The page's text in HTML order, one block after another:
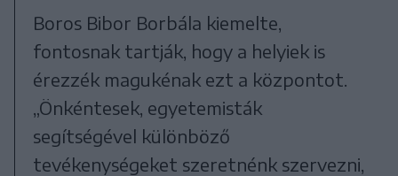
Boros Bibor Borbála kiemelte,
fontosnak tartják, hogy a helyiek is
érezzék magukénak ezt a központot.
„Önkéntesek, egyetemisták
segítségével különböző
tevékenységeket szeretnénk szervezni,